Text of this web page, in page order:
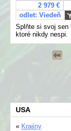
2 979 €
odlet: Viedeň
Splňte si svoj sen
ktoré nikdy nespi.
USA
« Krajiny